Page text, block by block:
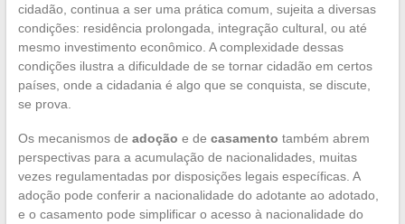
cidadão, continua a ser uma prática comum, sujeita a diversas
condições: residência prolongada, integração cultural, ou até
mesmo investimento econômico. A complexidade dessas
condições ilustra a dificuldade de se tornar cidadão em certos
países, onde a cidadania é algo que se conquista, se discute,
se prova.
Os mecanismos de adoção e de casamento também abrem
perspectivas para a acumulação de nacionalidades, muitas
vezes regulamentadas por disposições legais específicas. A
adoção pode conferir a nacionalidade do adotante ao adotado,
e o casamento pode simplificar o acesso à nacionalidade do